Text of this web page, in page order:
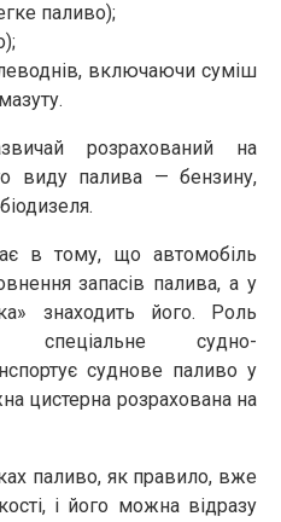
паливо);
включаючи суміш
розрахований на
виду палива — бензину,
в тому, що автомобіль
запасів палива, а у
знаходить його. Роль
спеціальне судно-
суднове паливо у
цистерна розрахована на
паливо, як правило, вже
і його можна відразу